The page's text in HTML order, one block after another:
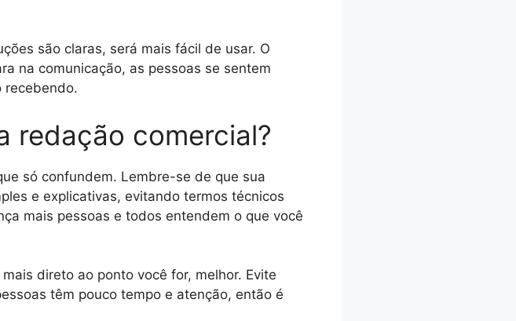
são claras, será mais fácil de usar. O
na comunicação, as pessoas se sentem
recebendo.
redação comercial?
só confundem. Lembre-se de que sua
e explicativas, evitando termos técnicos
mais pessoas e todos entendem o que você
direto ao ponto você for, melhor. Evite
têm pouco tempo e atenção, então é